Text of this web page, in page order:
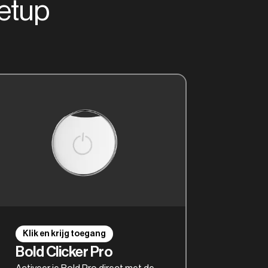
Klik en krijg toegang
Bold Clicker Pro